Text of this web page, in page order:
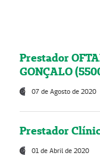
Prestador
GONÇALO
07 de Agosto de 2020
Prestador
01 de Abril de 2020